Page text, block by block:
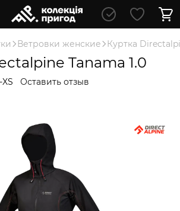
Ветровки женские Куртка
Tanama 1.0
Оставить отзыв